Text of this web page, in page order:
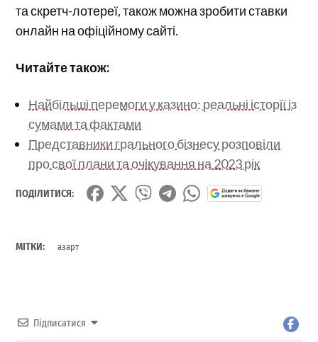
та скретч-лотереї, також можна зробити ставки
онлайн на офіційному сайті.
Читайте також:
Найбільші перемоги у казино: реальні історії із
сумами та фактами
Представники грального бізнесу розповіли
про свої плани та очікування на 2023 рік
ПОДІЛИТИСЯ:
МІТКИ: азарт
Підписатися